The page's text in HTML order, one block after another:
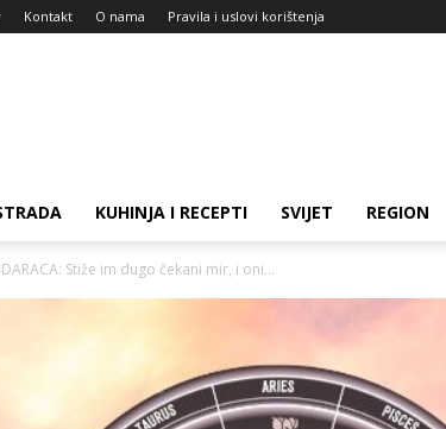
Kontakt O nama Pravila i uslovi korištenja
KUHINJA I RECEPTI SVIJET REGION
Stiže im dugo čekani mir, i oni...